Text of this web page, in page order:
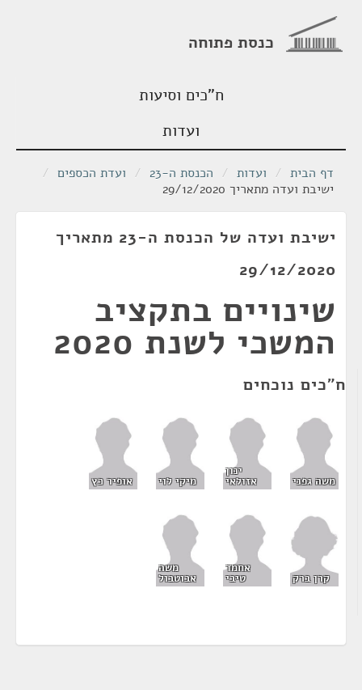
כנסת פתוחה
ח"כים וסיעות
ועדות
דף הבית / ועדות / הכנסת ה-23 / ועדת הכספים /
ישיבת ועדה מתאריך 29/12/2020
ישיבת ועדה של הכנסת ה-23 מתאריך
29/12/2020
שינויים בתקציב
המשכי לשנת 2020
ח"כים נוכחים
משה גפני
ינון
אזולאי מיקי לוי אופיר כץ
קרן ברק
אחמד
טיבי
משה
אבוטבול